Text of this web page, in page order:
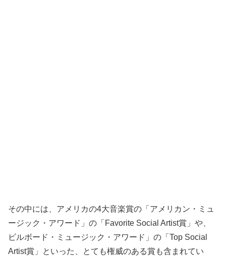
その中には、アメリカの4大音楽賞の「アメリカン・ミュ
ージック・アワード」の「Favorite Social Artist賞」や、
ビルボード・ミュージック・アワード」の「Top Social
Artist賞」といった、とても権威のある賞も含まれてい